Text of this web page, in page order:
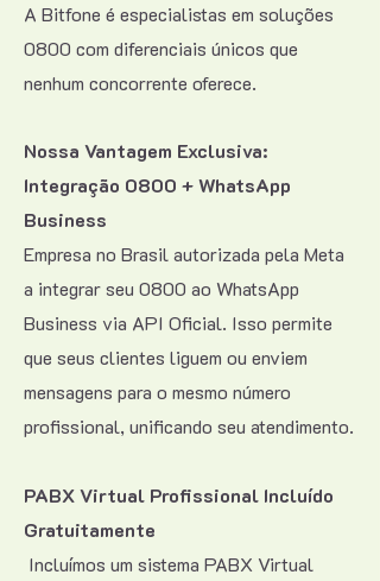
A Bitfone é especialistas em soluções
0800 com diferenciais únicos que
nenhum concorrente oferece.
Nossa Vantagem Exclusiva:
Integração 0800 + WhatsApp
Business
Empresa no Brasil autorizada pela Meta
a integrar seu 0800 ao WhatsApp
Business via API Oficial. Isso permite
que seus clientes liguem ou enviem
mensagens para o mesmo número
profissional, unificando seu atendimento.
PABX Virtual Profissional Incluído
Gratuitamente
Incluímos um sistema PABX Virtual